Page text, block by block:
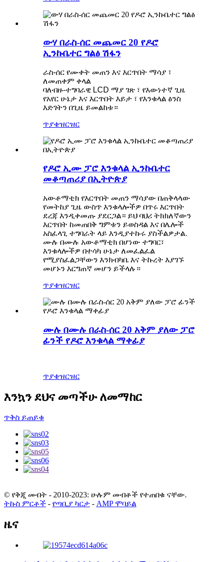
ውሃ በራስ-ሰር መጨመር 20 የዶሮ
ኢንኩቤተር ግልፅ ሽፋን
ራስ-ሰር የሙቀት መጠን እና እርጥበት ማሳያ ፣
ለመጠቀም ቀላል
ባለብዙ-ተግባራዊ LCD ማያ ገጽ ፣ የእውነተኛ ጊዜ
የአየር ሁኔታ እና እርጥበት እይታ ፣ የእንቁላል ፅንስ
እድገትን በጊዜ ይመልከቱ።
ጥያቄዝርዝር
የዶሮ ኢሙ ፓሮ እንቁላል ኢንኩቤተር
መቆጣጠሪያ በኢትዮጵያ
አውቶማቲክ የእርጥበት መጠን ማሳያው በጠቅላላው
የመትከያ ጊዜ ውስጥ እንቁላሎችዎ በጥሩ እርጥበት
ደረጃ እንዲቀመጡ ያደርጋል። ይህ ባህሪ ትክክለኛውን
እርጥበት ከመጠበቅ ግምቱን ይወስዳል እና በሌሎች
አስፈላጊ ተግባራት ላይ እንዲያተኩሩ ያስችልዎታል.
ሙሉ በሙሉ አውቶማቲክ በሆነው ተግባር፣
እንቁላሎችዎ በተሳካ ሁኔታ ለመፈልፈል
የሚያስፈልጋቸውን እንክብካቤ እና ትኩረት እያገኙ
መሆኑን እርግጠኛ መሆን ይችላሉ።
ጥያቄዝርዝር
ሙሉ በሙሉ በራስ-ሰር 20 አቅም ያለው ፓሮ
ፊንች የዶሮ እንቁላል ማቀፊያ
ጥያቄዝርዝር
እንኳን ደህና መጣችሁ ለመማከር
ጥቅስ ይጠይቁ
© የቅጂ መብት - 2010-2023: ሁሉም መብቶች የተጠበቁ ናቸው.
ትኩስ ምርቶች - የጣቢያ ካርታ - AMP ሞባይል
ዜና